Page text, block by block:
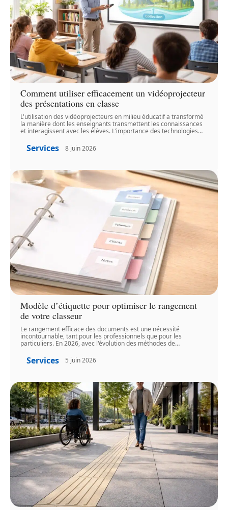
Comment utiliser efficacement un vidéoprojecteur
des présentations en classe
L'utilisation des vidéoprojecteurs en milieu éducatif a transformé
la manière dont les enseignants transmettent les connaissances
et interagissent avec les élèves. L'importance des technologies…
Services 8 juin 2026
Modèle d’étiquette pour optimiser le rangement
de votre classeur
Le rangement efficace des documents est une nécessité
incontournable, tant pour les professionnels que pour les
particuliers. En 2026, avec l'évolution des méthodes de…
Services 5 juin 2026